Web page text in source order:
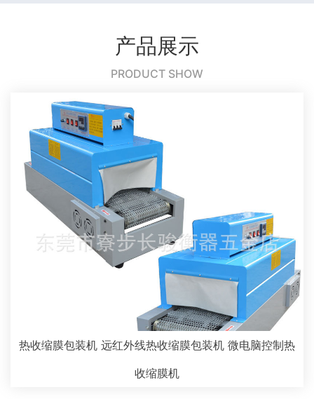
产品展示
PRODUCT SHOW
热收缩膜包装机 远红外线热收缩膜包装机 微电脑控制热
收缩膜机